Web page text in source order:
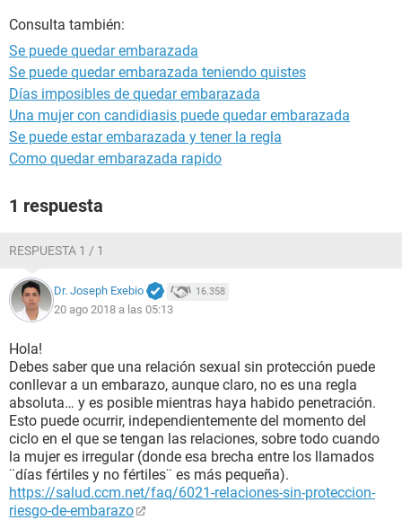
Consulta también:
Se puede quedar embarazada
Se puede quedar embarazada teniendo quistes
Días imposibles de quedar embarazada
Una mujer con candidiasis puede quedar embarazada
Se puede estar embarazada y tener la regla
Como quedar embarazada rapido
1 respuesta
RESPUESTA 1 / 1
Dr. Joseph Exebio 16.358
20 ago 2018 a las 05:13
Hola!
Debes saber que una relación sexual sin protección puede
conllevar a un embarazo, aunque claro, no es una regla
absoluta… y es posible mientras haya habido penetración.
Esto puede ocurrir, independientemente del momento del
ciclo en el que se tengan las relaciones, sobre todo cuando
la mujer es irregular (donde esa brecha entre los llamados
¨días fértiles y no fértiles¨ es más pequeña).
https://salud.ccm.net/faq/6021-relaciones-sin-proteccion-
riesgo-de-embarazo